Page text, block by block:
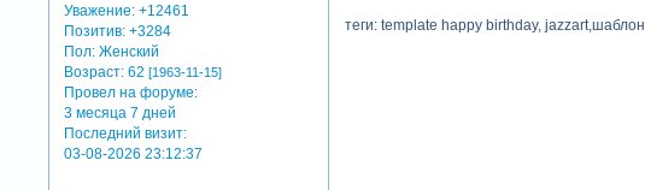
Уважение: +12461
Позитив: +3284
Пол: Женский
Возраст: 62[1963-11-15]
Провел на форуме:
3 месяца 7 дней
Последний визит:
03-08-2026 23:12:37
теги: template happy birthday, jazzart,шаблон